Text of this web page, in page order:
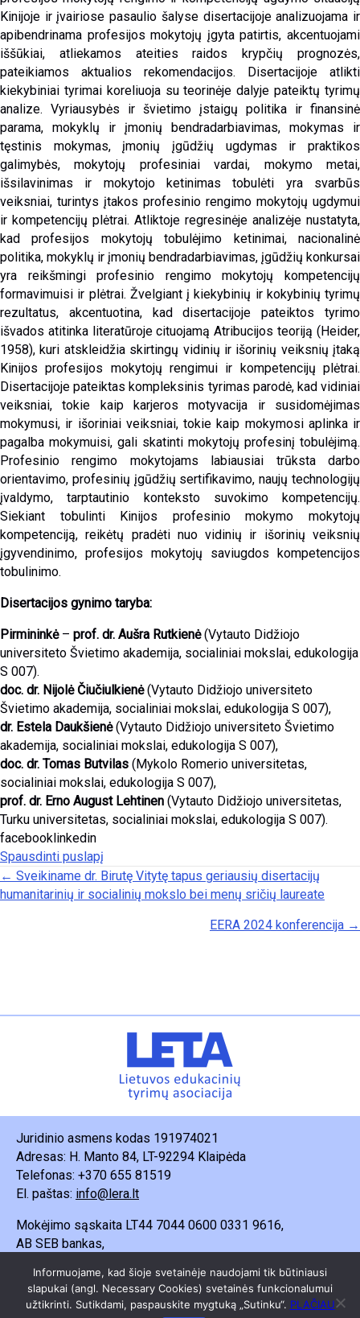
Kinijoje ir įvairiose pasaulio šalyse disertacijoje analizuojama ir
apibendrinama profesijos mokytojų įgyta patirtis, akcentuojami
iššūkiai, atliekamos ateities raidos krypčių prognozės,
pateikiamos aktualios rekomendacijos. Disertacijoje atlikti
kiekybiniai tyrimai koreliuoja su teorinėje dalyje pateiktų tyrimų
analize. Vyriausybės ir švietimo įstaigų politika ir finansinė
parama, mokyklų ir įmonių bendradarbiavimas, mokymas ir
tęstinis mokymas, įmonių įgūdžių ugdymas ir praktikos
galimybės, mokytojų profesiniai vardai, mokymo metai,
išsilavinimas ir mokytojo ketinimas tobulėti yra svarbūs
veiksniai, turintys įtakos profesinio rengimo mokytojų ugdymui
ir kompetencijų plėtrai. Atliktoje regresinėje analizėje nustatyta,
kad profesijos mokytojų tobulėjimo ketinimai, nacionalinė
politika, mokyklų ir įmonių bendradarbiavimas, įgūdžių konkursai
yra reikšmingi profesinio rengimo mokytojų kompetencijų
formavimuisi ir plėtrai. Žvelgiant į kiekybinių ir kokybinių tyrimų
rezultatus, akcentuotina, kad disertacijoje pateiktos tyrimo
išvados atitinka literatūroje cituojamą Atribucijos teoriją (Heider,
1958), kuri atskleidžia skirtingų vidinių ir išorinių veiksnių įtaką
Kinijos profesijos mokytojų rengimui ir kompetencijų plėtrai.
Disertacijoje pateiktas kompleksinis tyrimas parodė, kad vidiniai
veiksniai, tokie kaip karjeros motyvacija ir susidomėjimas
mokymusi, ir išoriniai veiksniai, tokie kaip mokymosi aplinka ir
pagalba mokymuisi, gali skatinti mokytojų profesinį tobulėjimą.
Profesinio rengimo mokytojams labiausiai trūksta darbo
orientavimo, profesinių įgūdžių sertifikavimo, naujų technologijų
įvaldymo, tarptautinio konteksto suvokimo kompetencijų.
Siekiant tobulinti Kinijos profesinio mokymo mokytojų
kompetenciją, reikėtų pradėti nuo vidinių ir išorinių veiksnių
įgyvendinimo, profesijos mokytojų saviugdos kompetencijos
tobulinimo.
Disertacijos gynimo taryba:
Pirmininkė– prof. dr. Aušra Rutkienė(Vytauto Didžiojo
universiteto Švietimo akademija, socialiniai mokslai, edukologija
S 007).
doc. dr. Nijolė Čiučiulkienė(Vytauto Didžiojo universiteto
Švietimo akademija, socialiniai mokslai, edukologija S 007),
dr. Estela Daukšienė(Vytauto Didžiojo universiteto Švietimo
akademija, socialiniai mokslai, edukologija S 007),
doc. dr. Tomas Butvilas (Mykolo Romerio universitetas,
socialiniai mokslai, edukologija S 007),
prof. dr. Erno August Lehtinen (Vytauto Didžiojo universitetas,
Turku universitetas, socialiniai mokslai, edukologija S 007).
facebooklinkedin
Spausdinti puslapį
Posts navigation
← Sveikiname dr. Birutę Vitytę tapus geriausių disertacijų
humanitarinių ir socialinių mokslo bei menų sričių laureate
EERA 2024 konferencija →
Juridinio asmens kodas 191974021
Adresas: H. Manto 84, LT-92294 Klaipėda
Telefonas: +370 655 81519
El. paštas: info@lera.lt
Mokėjimo sąskaita LT44 7044 0600 0331 9616,
AB SEB bankas,
© 2025 Lietuvos edukacinių tyrimų asociacija. Visos teisės
Informuojame, kad šioje svetainėje naudojami tik būtiniausi
slapukai (angl. Necessary Cookies) svetainės funkcionalumui
užtikrinti. Sutikdami, paspauskite mygtuką „Sutinku“. PLAČIAU